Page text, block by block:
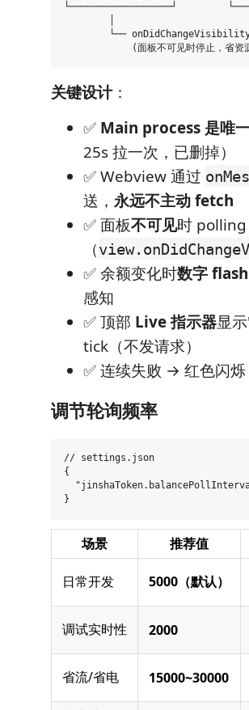
└──────────────────┘
└──
关键设计：
✅ Main process 是唯
25s 拉一次，已删掉）
✅ Webview 通过
送， 永远不主动 fetch
✅ 面板不可见时 polling
（
✅ 余额变化时数字
感知
✅ 顶部 Live 指示器显
tick（不发请求）
✅ 连续失败 → 红色闪
调节轮询频率
// settings.json
{
场景 推荐值
日常开发 5000（默认）
调试实时性 2000
省流/省电 15000~30000